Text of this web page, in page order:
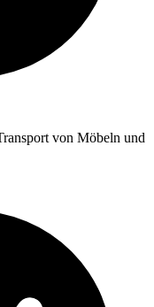
von Möbeln und